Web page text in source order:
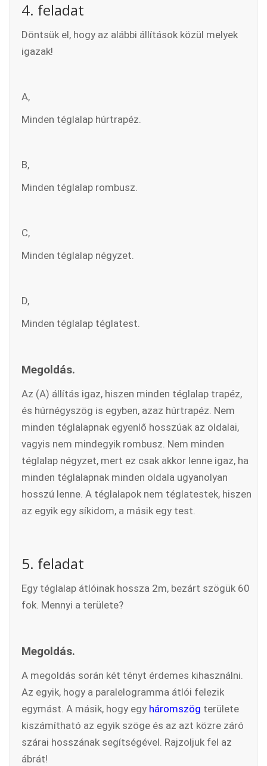
4. feladat
Döntsük el, hogy az alábbi állítások közül melyek
igazak!
A,
Minden téglalap húrtrapéz.
B,
Minden téglalap rombusz.
C,
Minden téglalap négyzet.
D,
Minden téglalap téglatest.
Megoldás.
Az (A) állítás igaz, hiszen minden téglalap trapéz,
és húrnégyszög is egyben, azaz húrtrapéz. Nem
minden téglalapnak egyenlő hosszúak az oldalai,
vagyis nem mindegyik rombusz. Nem minden
téglalap négyzet, mert ez csak akkor lenne igaz, ha
minden téglalapnak minden oldala ugyanolyan
hosszú lenne. A téglalapok nem téglatestek, hiszen
az egyik egy síkidom, a másik egy test.
5. feladat
Egy téglalap átlóinak hossza 2m, bezárt szögük 60
fok. Mennyi a területe?
Megoldás.
A megoldás során két tényt érdemes kihasználni.
Az egyik, hogy a paralelogramma átlói felezik
egymást. A másik, hogy egy háromszög területe
kiszámítható az egyik szöge és az azt közre záró
szárai hosszának segítségével. Rajzoljuk fel az
ábrát!